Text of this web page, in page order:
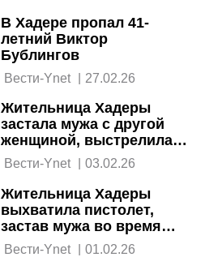
В Хадере пропал 41-
летний Виктор
Бублингов
Вести-Ynet | 27.02.26
Жительница Хадеры
застала мужа с другой
женщиной, выстрелила в
него и пойдет под суд
Вести-Ynet 03.02.26
Жительница Хадеры
выхватила пистолет,
застав мужа во время
секса с сотрудницей
Вести-Ynet | 01.02.26